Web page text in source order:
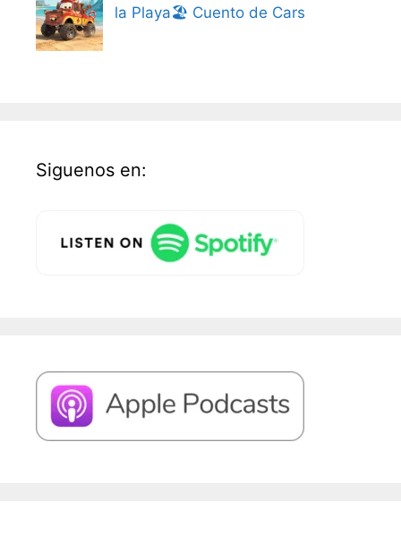
la Playa🏖️ Cuento de Cars
Siguenos en: